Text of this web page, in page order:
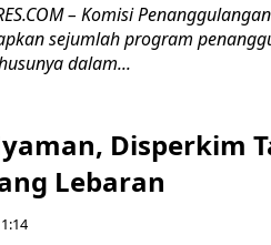
– Komisi
sejumlah program
dalam...
Disperkim
Lebaran